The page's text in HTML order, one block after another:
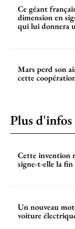
Ce géant
dimension en
qui lui donnera
Mars perd son
cette
Plus d'infos
Cette invention
signe-t-elle la fin
Un nouveau
voiture